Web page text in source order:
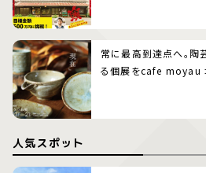
常に最高到達点へ。陶
る個展をcafe moyau
人気スポット